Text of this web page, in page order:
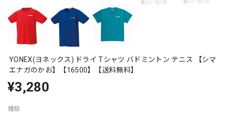
YONEX(ヨネックス) ドライ Tシャツ バドミントン テニス 【シマ
エナガのかお】【16500】【送料無料】
¥3,280
種類